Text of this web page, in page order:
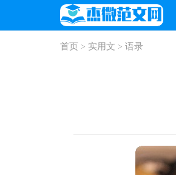
首页 > 实用文 > 语录